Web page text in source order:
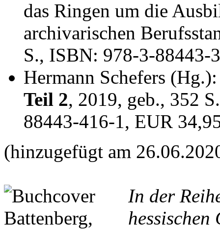
das Ringen um die
archivarischen
S., ISBN: 978-3-
Hermann Schefers
Teil 2, 2019, geb., 352
88443-416-1, EUR
(hinzugefügt am
In der
hessischen